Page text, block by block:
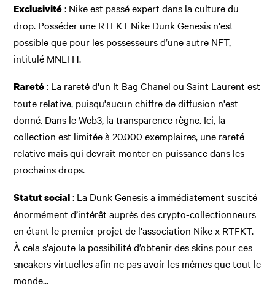
Exclusivité: Nike est passé expert dans la culture du
drop. Posséder une RTFKT Nike Dunk Genesis n'est
possible que pour les possesseurs d’une autre NFT,
intitulé MNLTH.
Rareté: La rareté d'un It Bag Chanel ou Saint Laurent est
toute relative, puisqu'aucun chiffre de diffusion n'est
donné. Dans le Web3, la transparence règne. Ici, la
collection est limitée à 20.000 exemplaires, une rareté
relative mais qui devrait monter en puissance dans les
prochains drops.
Statut social: La Dunk Genesis a immédiatement suscité
énormément d’intérêt auprès des crypto-collectionneurs
en étant le premier projet de l'association Nike x RTFKT.
À cela s'ajoute la possibilité d’obtenir des skins pour ces
sneakers virtuelles afin ne pas avoir les mêmes que tout le
monde...